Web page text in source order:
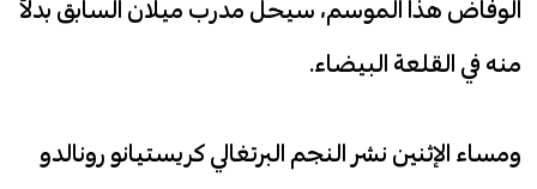
الوفاض هذا الموسم، سيحل مدرب ميلان السابق بدلاً
منه في القلعة البيضاء.
ومساء الإثنين نشر النجم البرتغالي كريستيانو رونالدو